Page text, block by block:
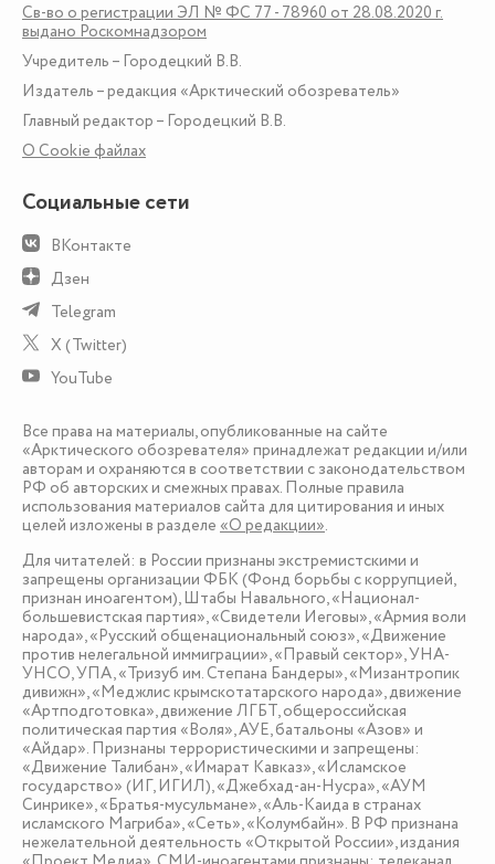
Св-во о регистрации ЭЛ № ФС 77 - 78960 от 28.08.2020 г.
выдано Роскомнадзором
Учредитель – Городецкий В.В.
Издатель – редакция «Арктический обозреватель»
Главный редактор – Городецкий В.В.
О Сookie файлах
Социальные сети
ВКонтакте
Дзен
Telegram
X (Twitter)
YouTube
Все права на материалы, опубликованные на сайте
«Арктического обозревателя» принадлежат редакции и/или
авторам и охраняются в соответствии с законодательством
РФ об авторских и смежных правах. Полные правила
использования материалов сайта для цитирования и иных
целей изложены в разделе «О редакции».
Для читателей: в России признаны экстремистскими и
запрещены организации ФБК (Фонд борьбы с коррупцией,
признан иноагентом), Штабы Навального, «Национал-
большевистская партия», «Свидетели Иеговы», «Армия воли
народа», «Русский общенациональный союз», «Движение
против нелегальной иммиграции», «Правый сектор», УНА-
УНСО, УПА, «Тризуб им. Степана Бандеры», «Мизантропик
дивижн», «Меджлис крымскотатарского народа», движение
«Артподготовка», движение ЛГБТ, общероссийская
политическая партия «Воля», АУЕ, батальоны «Азов» и
«Айдар». Признаны террористическими и запрещены:
«Движение Талибан», «Имарат Кавказ», «Исламское
государство» (ИГ, ИГИЛ), «Джебхад-ан-Нусра», «АУМ
Синрике», «Братья-мусульмане», «Аль-Каида в странах
исламского Магриба», «Сеть», «Колумбайн». В РФ признана
нежелательной деятельность «Открытой России», издания